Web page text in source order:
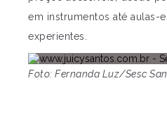
em instrumentos até aulas-
experientes.
Foto: Fernanda Luz/Sesc